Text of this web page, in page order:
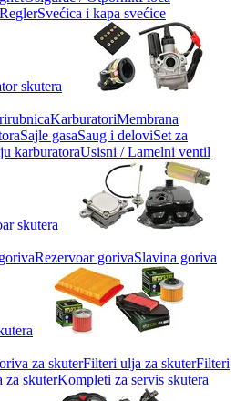
ReglerSvećica i kapa svećice
skutera
KarburatoriMembrana
Sajle gasaSaug i deloviSet za
karburatoraUsisni / Lamelni ventil
skutera
Rezervoar gorivaSlavina goriva
za skuterFilteri ulja za skuterFilteri
za skuterKompleti za servis skutera